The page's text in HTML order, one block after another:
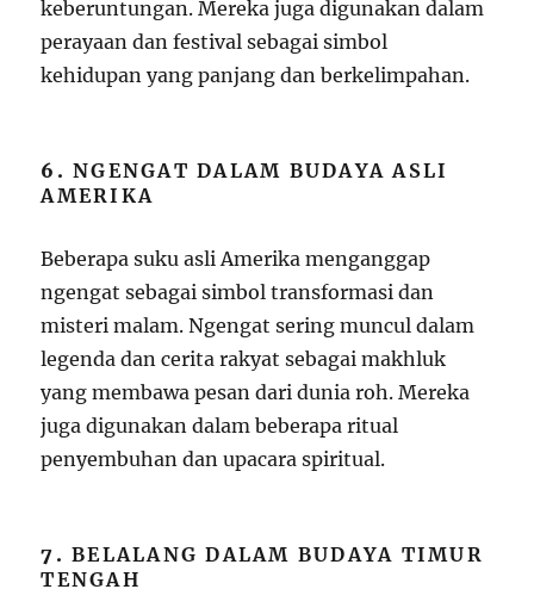
keberuntungan. Mereka juga digunakan dalam
perayaan dan festival sebagai simbol
kehidupan yang panjang dan berkelimpahan.
6.NGENGAT DALAM BUDAYA ASLI
AMERIKA
Beberapa suku asli Amerika menganggap
ngengat sebagai simbol transformasi dan
misteri malam. Ngengat sering muncul dalam
legenda dan cerita rakyat sebagai makhluk
yang membawa pesan dari dunia roh. Mereka
juga digunakan dalam beberapa ritual
penyembuhan dan upacara spiritual.
7.BELALANG DALAM BUDAYA TIMUR
TENGAH